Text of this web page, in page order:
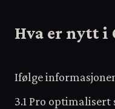
Hva er nytt i
Ifølge
3.1 Pro